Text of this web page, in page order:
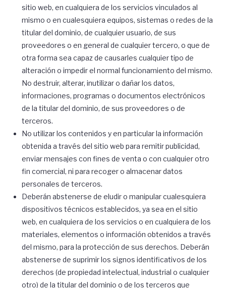
sitio web, en cualquiera de los servicios vinculados al
mismo o en cualesquiera equipos, sistemas o redes de la
titular del dominio, de cualquier usuario, de sus
proveedores o en general de cualquier tercero, o que de
otra forma sea capaz de causarles cualquier tipo de
alteración o impedir el normal funcionamiento del mismo.
No destruir, alterar, inutilizar o dañar los datos,
informaciones, programas o documentos electrónicos
de la titular del dominio, de sus proveedores o de
terceros.
No utilizar los contenidos y en particular la información
obtenida a través del sitio web para remitir publicidad,
enviar mensajes con fines de venta o con cualquier otro
fin comercial, ni para recoger o almacenar datos
personales de terceros.
Deberán abstenerse de eludir o manipular cualesquiera
dispositivos técnicos establecidos, ya sea en el sitio
web, en cualquiera de los servicios o en cualquiera de los
materiales, elementos o información obtenidos a través
del mismo, para la protección de sus derechos. Deberán
abstenerse de suprimir los signos identificativos de los
derechos (de propiedad intelectual, industrial o cualquier
otro) de la titular del dominio o de los terceros que